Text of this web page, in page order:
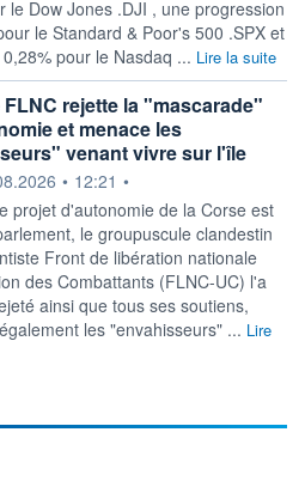
le Dow Jones .DJI , une progression
le Standard & Poor's 500 .SPX et
pour le Nasdaq ... Lire la suite
rejette la "mascarade"
et menace les
venant vivre sur l'île
fournie par
• 12:21 •
projet d'autonomie de la Corse est
le groupuscule clandestin
Front de libération nationale
des Combattants (FLNC-UC) l'a
ainsi que tous ses soutiens,
les "envahisseurs" ... Lire